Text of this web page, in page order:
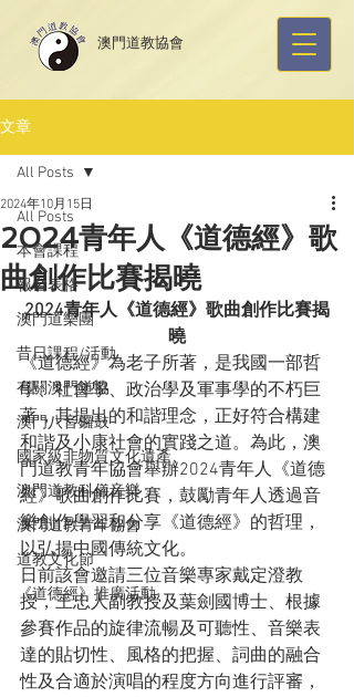
​澳門道教協會
文章
All Posts
本會課程
報名表格
澳門道樂團
昔日課程/活動
有關澳門道協
澳門八音鑼鼓
國家級非物質文化遺產
澳門道教科儀音樂
澳門道教青年協會
道教文化節
《道德經》推廣活動
All Posts
2024青年人《道德經》歌
曲創作比賽揭曉
2024年10月15日
2024青年人《道德經》歌曲創作比賽揭
曉
《道德經》為老子所著，是我國一部哲
學、社會學、政治學及軍事學的不朽巨
著，其提出的和諧理念，正好符合構建
和諧及小康社會的實踐之道。為此，澳
門道教青年協會舉辦2024青年人《道德
經》歌曲創作比賽，鼓勵青年人透過音
樂創作學習和分享《道德經》的哲理，
以弘揚中國傳統文化。
日前該會邀請三位音樂專家戴定澄教
授，王忠人副教授及葉劍國博士、根據
參賽作品的旋律流暢及可聽性、音樂表
達的貼切性、風格的把握、詞曲的融合
性及合適於演唱的程度方向進行評審，